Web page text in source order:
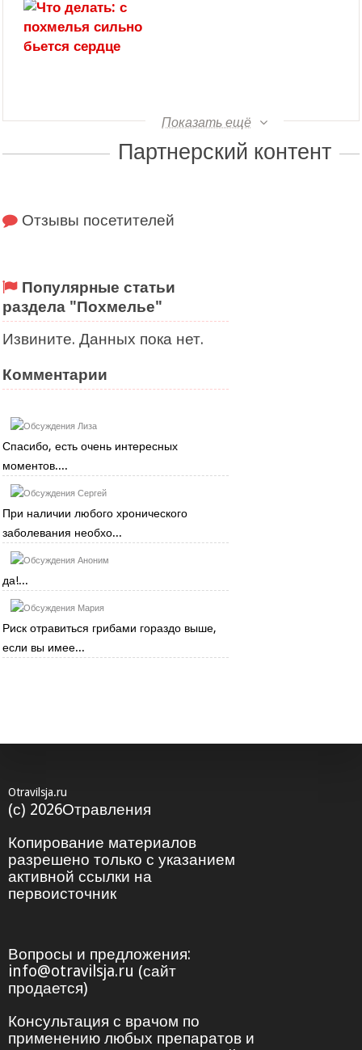
Показать ещё
Партнерский контент
Отзывы посетителей
Популярные статьи
раздела "Похмелье"
Извините. Данных пока нет.
Комментарии
Лиза
Спасибо, есть очень интересных
моментов....
Сергей
При наличии любого хронического
заболевания необхо...
Аноним
да!...
Мария
Риск отравиться грибами гораздо выше,
если вы имее...
Otravilsja.ru
(с) 2026Отравления
Копирование материалов
разрешено только с указанием
активной ссылки на
первоисточник
Вопросы и предложения:
info@otravilsja.ru (сайт
продается)
Консультация с врачом по
применению любых препаратов и